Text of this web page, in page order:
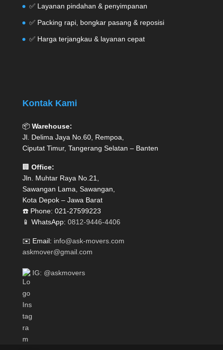
✅ Layanan pindahan & penyimpanan
✅ Packing rapi, bongkar pasang & reposisi
✅ Harga terjangkau & layanan cepat
Kontak Kami
📦 Warehouse:
Jl. Delima Jaya No.60, Rempoa,
Ciputat Timur, Tangerang Selatan – Banten
🏢 Office:
Jln. Muhtar Raya No.21,
Sawangan Lama, Sawangan,
Kota Depok – Jawa Barat
☎️ Phone: 021-27599223
📱 WhatsApp: 0812-9446-4406
✉️ Email: info@ask-movers.com
askmover@gmail.com
IG: @askmovers